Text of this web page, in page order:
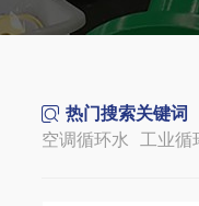
热门搜索关键词
空调循环水
工业循